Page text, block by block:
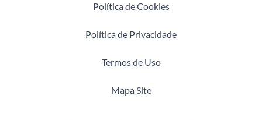
Política de Cookies
Política de Privacidade
Termos de Uso
Mapa Site